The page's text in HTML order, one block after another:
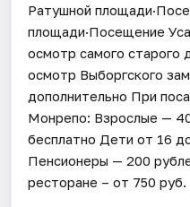
Ратушной
площади·Посещение
осмотр самого старого
осмотр Выборгского
дополнительно При
Монрепо: Взрослые —
бесплатно Дети от 16
Пенсионеры — 200
ресторане – от 750 руб.